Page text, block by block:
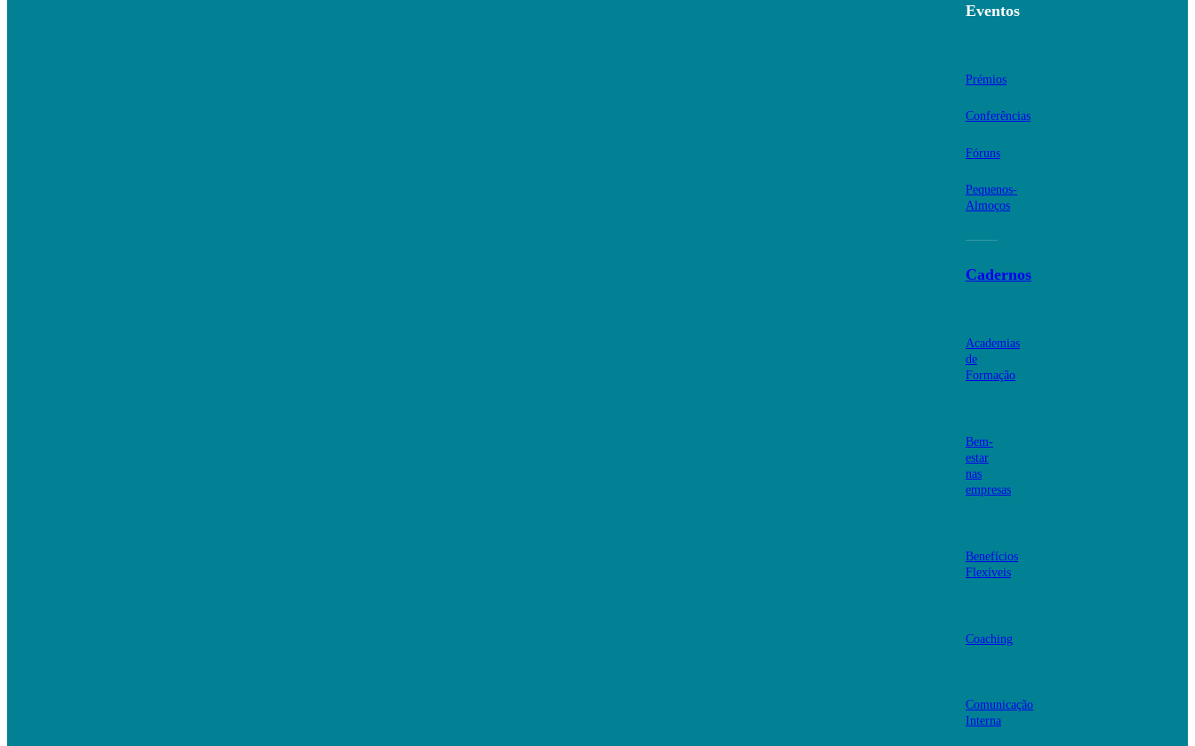
Eventos
Prémios
Conferências
Fóruns
Pequenos-
Almoços
Cadernos
Academias
de
Formação
Bem-
estar
nas
empresas
Benefícios
Flexíveis
Coaching
Comunicação
Interna